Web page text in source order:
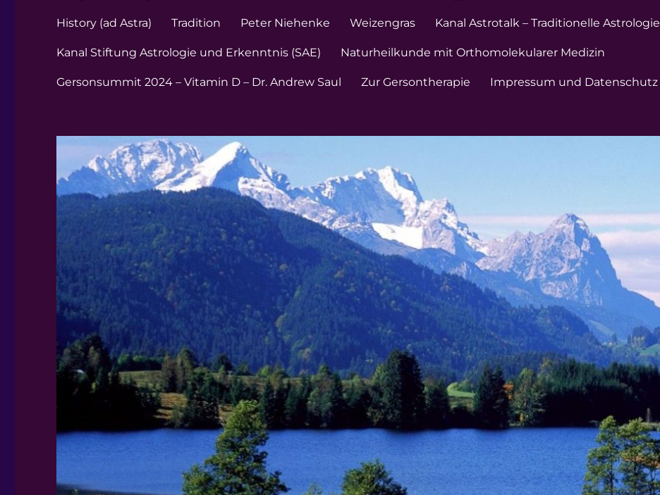
History (ad Astra) Tradition Peter Niehenke Weizengras Kanal Astrotalk – Traditionelle Astrologie
Kanal Stiftung Astrologie und Erkenntnis (SAE) Naturheilkunde mit Orthomolekularer Medizin
Gersonsummit 2024 – Vitamin D – Dr. Andrew Saul Zur Gersontherapie Impressum und Datenschutz